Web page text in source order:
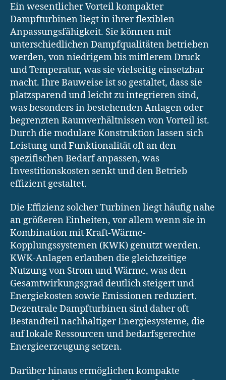
Ein wesentlicher Vorteil kompakter
Dampfturbinen liegt in ihrer flexiblen
Anpassungsfähigkeit. Sie können mit
unterschiedlichen Dampfqualitäten betrieben
werden, von niedrigem bis mittlerem Druck
und Temperatur, was sie vielseitig einsetzbar
macht. Ihre Bauweise ist so gestaltet, dass sie
platzsparend und leicht zu integrieren sind,
was besonders in bestehenden Anlagen oder
begrenzten Raumverhältnissen von Vorteil ist.
Durch die modulare Konstruktion lassen sich
Leistung und Funktionalität oft an den
spezifischen Bedarf anpassen, was
Investitionskosten senkt und den Betrieb
effizient gestaltet.
Die Effizienz solcher Turbinen liegt häufig nahe
an größeren Einheiten, vor allem wenn sie in
Kombination mit Kraft-Wärme-
Kopplungssystemen (KWK) genutzt werden.
KWK-Anlagen erlauben die gleichzeitige
Nutzung von Strom und Wärme, was den
Gesamtwirkungsgrad deutlich steigert und
Energiekosten sowie Emissionen reduziert.
Dezentrale Dampfturbinen sind daher oft
Bestandteil nachhaltiger Energiesysteme, die
auf lokale Ressourcen und bedarfsgerechte
Energieerzeugung setzen.
Darüber hinaus ermöglichen kompakte